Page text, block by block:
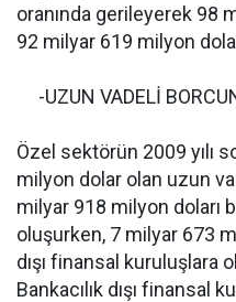
oranında gerileyerek 98
92 milyar 619 milyon
-UZUN VADELİ
Özel sektörün 2009 yılı
milyon dolar olan uzun
milyar 918 milyon doları
oluşurken, 7 milyar 673
dışı finansal kuruluşlara
Bankacılık dışı finansal